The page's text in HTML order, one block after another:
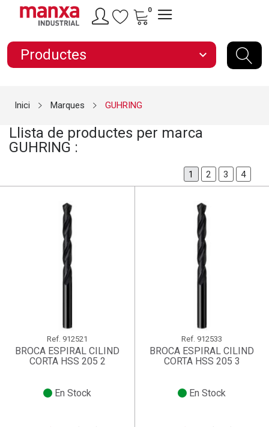
0
Productes expand_more
Inici Marques GUHRING
Llista de productes per marca
GUHRING :
1 2 3 4
Ref. 912521
BROCA ESPIRAL CILIND
CORTA HSS 205 2
En Stock
Ref. 912533
BROCA ESPIRAL CILIND
CORTA HSS 205 3
En Stock